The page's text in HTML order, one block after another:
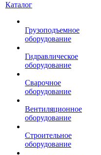
Каталог
Грузоподъемное
оборудование
Гидравлическое
оборудование
Сварочное
оборудование
Вентиляционное
оборудование
Строительное
оборудование